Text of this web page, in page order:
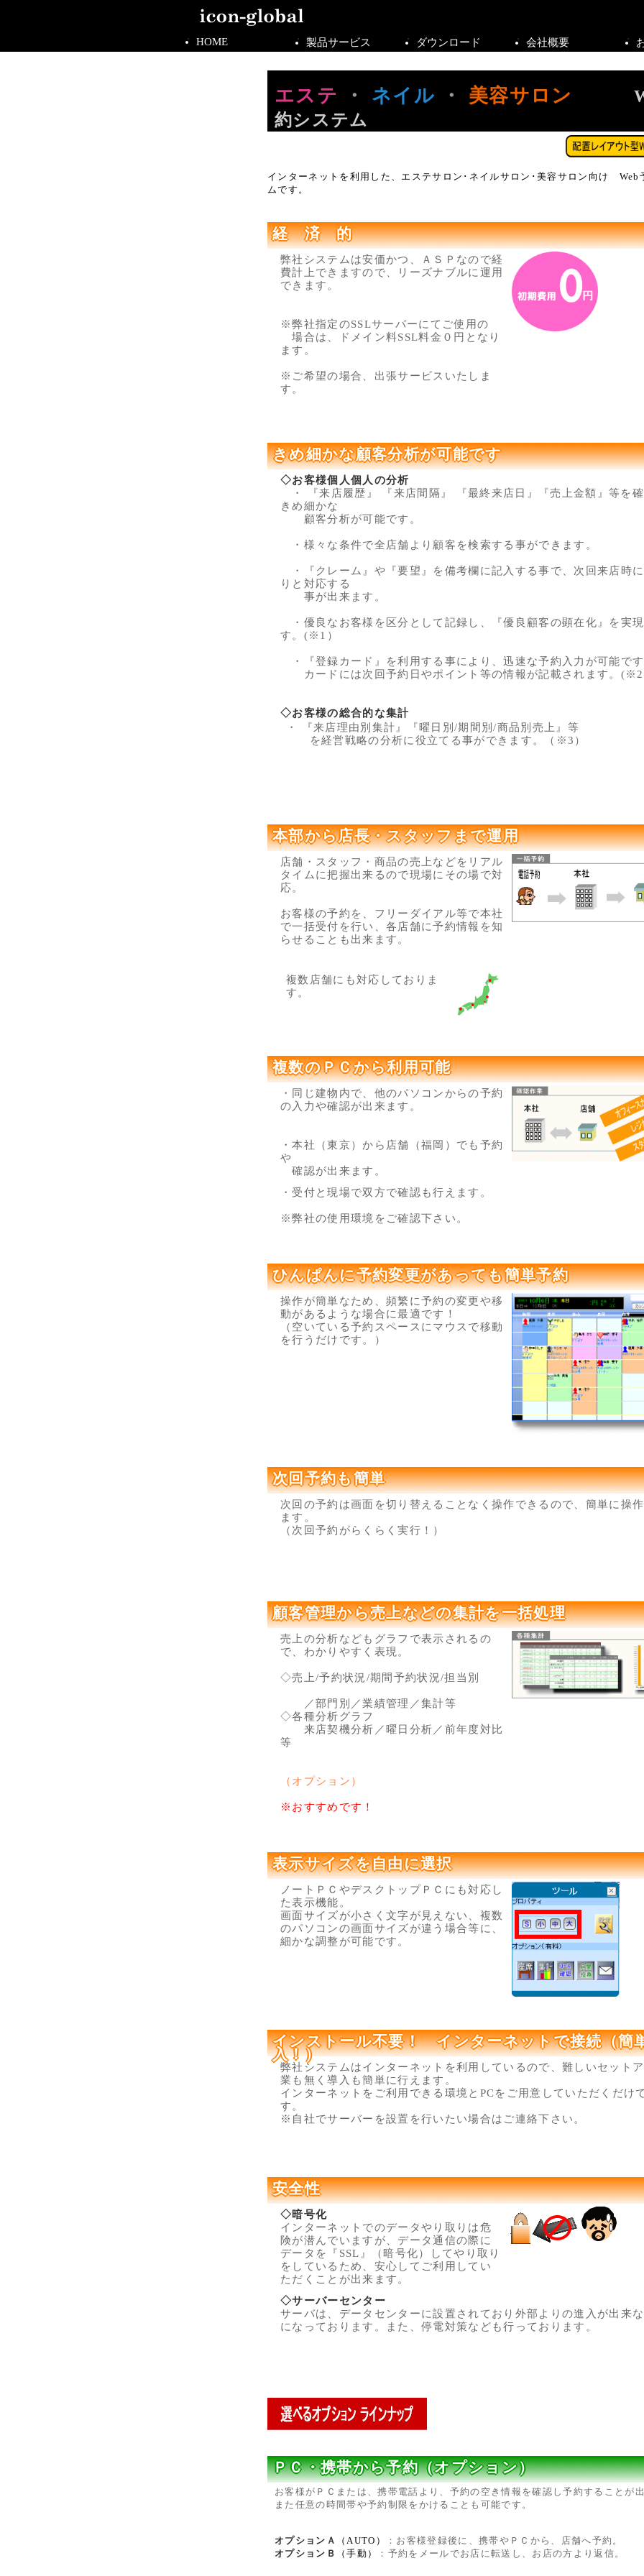
HOME 製品サービス ダウンロード 会社概要
エステ ・ ネイル ・ 美容サロン
約システム
インターネットを利用した、エステサロン･ネイルサロン･美容サロン向け Web
ムです。
経 済 的
弊社システムは安価かつ、ＡＳＰなので経
費計上できますので、リーズナブルに運用
できます。
※弊社指定のSSLサーバーにてご使用の
場合は、ドメイン料SSL料金０円となり
ます。
※ご希望の場合、出張サービスいたしま
す。
きめ細かな顧客分析が可能です
◇お客様個人個人の分析
・ 『来店履歴』 『来店間隔』 『最終来店日』『売上金額』等を
きめ細かな
顧客分析が可能です。
・様々な条件で全店舗より顧客を検索する事ができます。
・『クレーム』や『要望』を備考欄に記入する事で、次回来店時
りと対応する
事が出来ます。
・優良なお客様を区分として記録し、『優良顧客の顕在化』を実
す。(※1）
・『登録カード』を利用する事により、迅速な予約入力が可能で
カードには次回予約日やポイント等の情報が記載されます。
◇お客様の総合的な集計
・ 『来店理由別集計』『曜日別/期間別/商品別売上』等
を経営戦略の分析に役立てる事ができます。（※3）
本部から店長・スタッフまで運用
店舗・スタッフ・商品の売上などをリアル
タイムに把握出来るので現場にその場で対
応。
お客様の予約を、フリーダイアル等で本社
で一括受付を行い、各店舗に予約情報を知
らせることも出来ます。
複数店舗にも対応しておりま
す。
複数のＰＣから利用可能
・同じ建物内で、他のパソコンからの予約
の入力や確認が出来ます。
・本社（東京）から店舗（福岡）でも予約
や
確認が出来ます。
・受付と現場で双方で確認も行えます。
※弊社の使用環境をご確認下さい。
ひんぱんに予約変更があっても簡単予約
操作が簡単なため、頻繁に予約の変更や移
動があるような場合に最適です！
（空いている予約スペースにマウスで移動
を行うだけです。）
次回予約も簡単
次回の予約は画面を切り替えることなく操作できるので、簡単に操
ます。
（次回予約がらくらく実行！）
顧客管理から売上などの集計を一括処理
売上の分析などもグラフで表示されるの
で、わかりやすく表現。
◇売上/予約状況/期間予約状況/担当別
／部門別／業績管理／集計等
◇各種分析グラフ
来店契機分析／曜日分析／前年度対比
等
（オプション）
※おすすめです！
表示サイズを自由に選択
ノートＰＣやデスクトップＰＣにも対応し
た表示機能。
画面サイズが小さく文字が見えない、複数
のパソコンの画面サイズが違う場合等に、
細かな調整が可能です。
インストール不要！ インターネットで接続（簡
入！）
弊社システムはインターネットを利用しているので、難しいセット
業も無く導入も簡単に行えます。
インターネットをご利用できる環境とPCをご用意していただくだけ
す。
※自社でサーバーを設置を行いたい場合はご連絡下さい。
安全性
◇暗号化
インターネットでのデータやり取りは危
険が潜んでいますが、データ通信の際に
データを『SSL』（暗号化）してやり取り
をしているため、安心してご利用してい
ただくことが出来ます。
◇サーバーセンター
サーバは、データセンターに設置されており外部よりの進入が出来
になっております。また、停電対策なども行っております。
ＰＣ・携帯から予約（オプション）
お客様がＰＣまたは、携帯電話より、予約の空き情報を確認し予約することが
また任意の時間帯や予約制限をかけることも可能です。
オプションＡ （AUTO）
：お客様登録後に、携帯やＰＣから、店舗へ予約。
オプションＢ
（手動） ：予約をメールでお店に転送し、お店の方より返信。